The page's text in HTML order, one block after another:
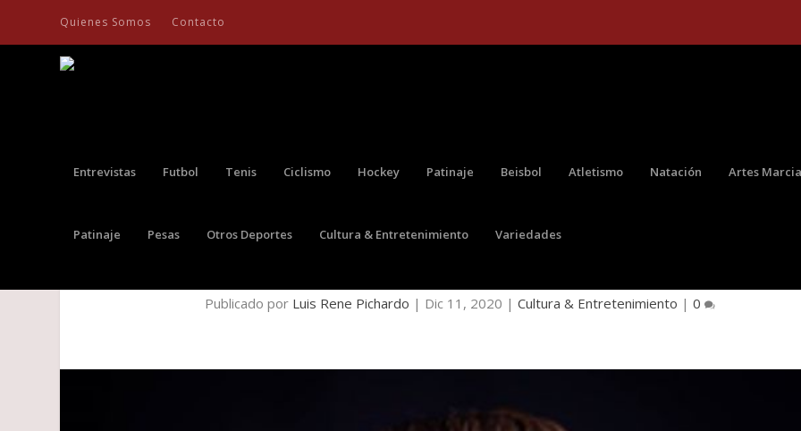
Quienes Somos Contacto
Entrevistas Futbol Tenis Ciclismo Hockey Patinaje Beisbol Atletismo Natación Artes
Patinaje Pesas Otros Deportes Cultura & Entretenimiento Variedades
Publicado por Luis Rene Pichardo | Dic 11, 2020 |Cultura & Entretenimiento |0